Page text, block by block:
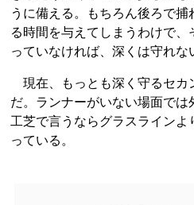
うに備える。もちろん後ろで
る時間を与えてしまうわけで
っていなければ、深くは守れな
現在、もっとも深く守るセカ
だ。ランナーがいない場面では
工芝で言うならグラスライン
っている。